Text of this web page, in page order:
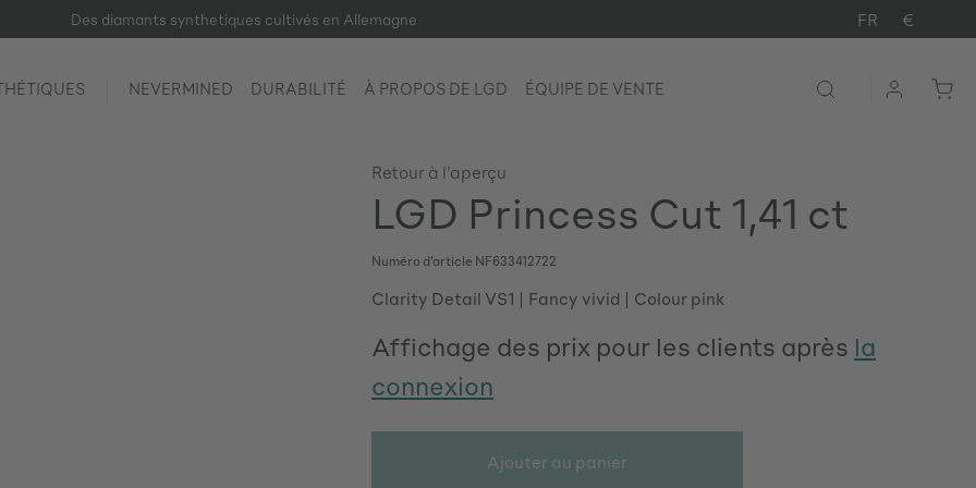
Des diamants synthetiques cultivés en Allemagne FR €
NEVERMINED DURABILITÉ À PROPOS DE LGD ÉQUIPE DE VENTE
Retour à l'aperçu
LGD Princess Cut 1,41 ct
Numéro d'article NF633412722
Clarity Detail VS1 Fancy vivid Colour pink
Affichage des prix pour les clients après la
connexion
Ajouter au panier